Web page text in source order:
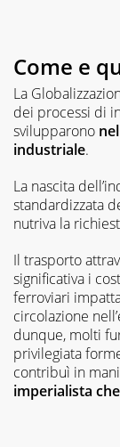
Come e
La
dei processi di
svilupparono
industriale.
La nascita
standardizzata
nutriva la
Il trasporto
significativa i
ferroviari
circolazione
dunque, molti
privilegiata
contribuì in
imperialista